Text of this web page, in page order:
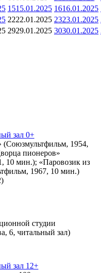
1515.01.2025 1616.01.2025
2222.01.2025 2323.01.2025
2929.01.2025 3030.01.2025
зал 0+
1954,
пионеров»
10 мин.); «Паровозик из
1967, 10 мин.)
студии
6, читальный зал)
зал 12+